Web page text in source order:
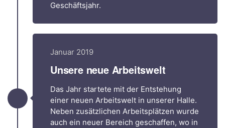
Geschäftsjahr.
Januar 2019
Unsere neue Arbeitswelt
Das Jahr startete mit der Entstehung
einer neuen Arbeitswelt in unserer Halle.
Neben zusätzlichen Arbeitsplätzen wurde
auch ein neuer Bereich geschaffen, wo in